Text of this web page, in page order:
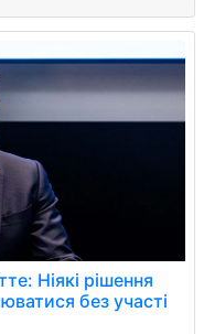
Ніякі рішення
без участі